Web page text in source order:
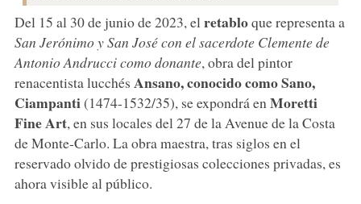
Del 15 al 30 de junio de 2023, el retabloque representa a
San Jerónimo y San José con el sacerdote Clemente de
Antonio Andrucci como donante, obra del pintor
renacentista lucchés Ansano, conocido como Sano,
Ciampanti(1474-1532/35), se expondrá enMoretti
Fine Art, en sus locales del 27 de la Avenue de la Costa
de Monte-Carlo. La obra maestra, tras siglos en el
reservado olvido de prestigiosas colecciones privadas, es
ahora visible al público.